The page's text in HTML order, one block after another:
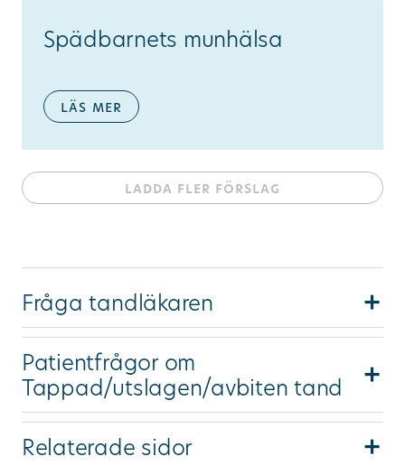
Spädbarnets munhälsa
läs mer
ladda fler förslag
Fråga tandläkaren
Undrar du över något du inte hittar svar på
är du välkommen att ställa din fråga här.
Patientfrågor om
Tappad/utslagen/avbiten tand
Relaterade sidor